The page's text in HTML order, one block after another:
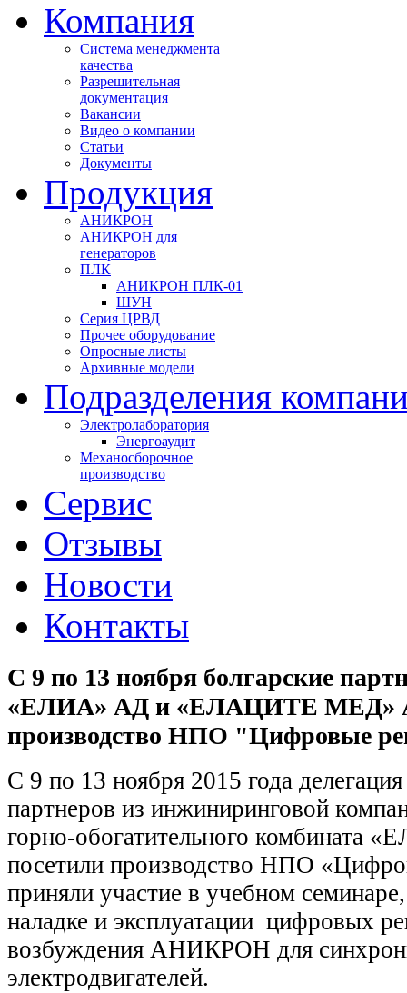
Компания
Система менеджмента
качества
Разрешительная
документация
Вакансии
Видео о компании
Статьи
Документы
Продукция
АНИКРОН
АНИКРОН для
генераторов
ПЛК
АНИКРОН ПЛК-01
ШУН
Серия ЦРВД
Прочее оборудование
Опросные листы
Архивные модели
Подразделения
Электролаборатория
Энергоаудит
Механосборочное
производство
Сервис
Отзывы
Новости
Контакты
С 9 по 13 ноября болгарские
«ЕЛИА» АД и «ЕЛАЦИТЕ МЕД»
производство НПО "Цифровые
С 9 по 13 ноября 2015 года
партнеров из инжиниринговой
горно-обогатительного
посетили производство НПО
приняли участие в учебном
наладке и эксплуатации цифровых
возбуждения АНИКРОН для
электродвигателей.